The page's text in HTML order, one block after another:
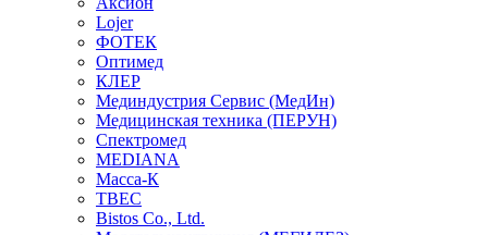
Lojer
ФОТЕК
Оптимед
КЛЕР
Мединдустрия Сервис (МедИн)
Медицинская техника (ПЕРУН)
Спектромед
MEDIANA
Масса-К
ТВЕС
Bistos Co., Ltd.